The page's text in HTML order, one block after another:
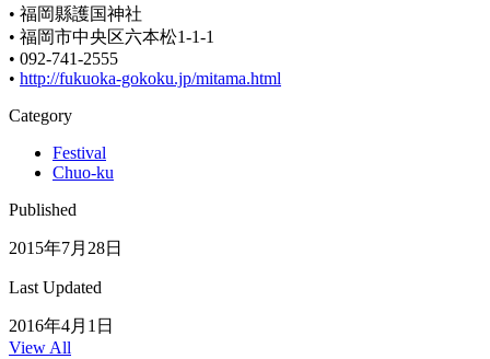
• 福岡縣護国神社
• 福岡市中央区六本松1-1-1
• 092-741-2555
• http://fukuoka-gokoku.jp/mitama.html
Category
Festival
Chuo-ku
Published
2015年7月28日
Last Updated
2016年4月1日
View All